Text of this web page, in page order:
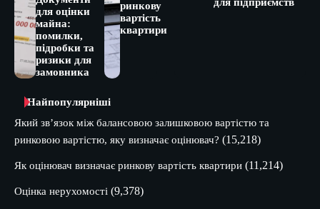
для оцінки
майна:
помилки,
підробки та
ризики для
замовника
ринкову
вартість
квартири
Найпопулярніші
Який зв’язок між балансовою залишковою вартістю та
ринковою вартістю, яку визначає оцінювач? (15,218)
Як оцінювач визначає ринкову вартість квартири (11,214)
Оцінка нерухомості (9,378)